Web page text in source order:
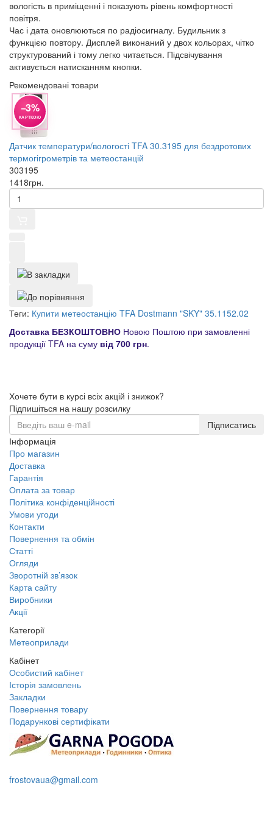
вологість в приміщенні і показують рівень комфортності
повітря.
Час і дата оновлюються по радіосигналу. Будильник з
функцією повтору. Дисплей виконаний у двох кольорах, чітко
структурований і тому легко читається. Підсвічування
активується натисканням кнопки.
Рекомендовані товари
−3%
КАРТКОЮ
Датчик температури/вологості TFA 30.3195 для бездротових
термогігрометрів та метеостанцій
303195
1418грн.
Теги: Купити метеостанцію TFA Dostmann "SKY" 35.1152.02
Доставка БЕЗКОШТОВНО Новою Поштою при замовленні
продукції TFA на суму від 700 грн.
Хочете бути в курсі всіх акцій і знижок?
Підпишіться на нашу розсилку
Підписатись
Інформація
Про магазин
Доставка
Гарантія
Оплата за товар
Політика конфіденційності
Умови угоди
Контакти
Повернення та обмін
Статті
Огляди
Зворотній зв’язок
Карта сайту
Виробники
Акції
Категорії
Метеоприлади
Кабінет
Особистий кабінет
Історія замовлень
Закладки
Повернення товару
Подарункові сертифікати
frostovaua@gmail.com